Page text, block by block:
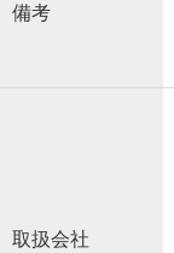
備考
取扱会社